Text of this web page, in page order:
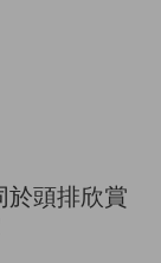
頭排欣賞